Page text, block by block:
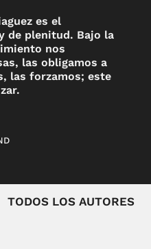
es el
de plenitud. Bajo la
nos
las obligamos a
las forzamos; este
TODOS LOS AUTORES